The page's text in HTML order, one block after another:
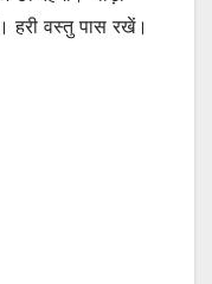
हरी वस्तु पास रखें।